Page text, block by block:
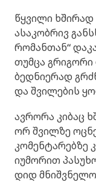
წყვილი ხშირად
ასაკობრივ
რომანთან“
თუმცა
ბედნიერად
და შვილების
ავრორა კიბაც
ორ შვილზე
კომენტარებზე
იუმორით
დიდ